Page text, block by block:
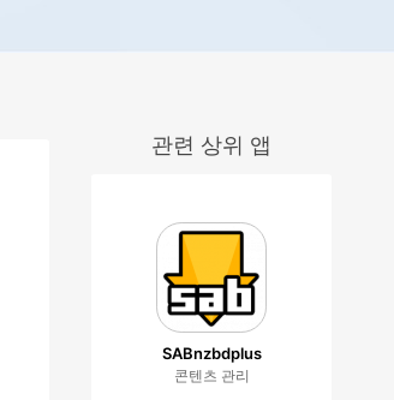
관련 상위 앱
SABnzbdplus
콘텐츠 관리